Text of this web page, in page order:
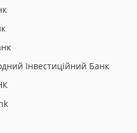
Інвестиційний Банк